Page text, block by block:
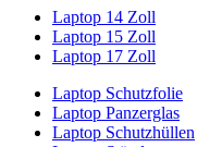
Laptop 14 Zoll
Laptop 15 Zoll
Laptop 17 Zoll
Laptop Schutzfolie
Laptop Panzerglas
Laptop Schutzhüllen